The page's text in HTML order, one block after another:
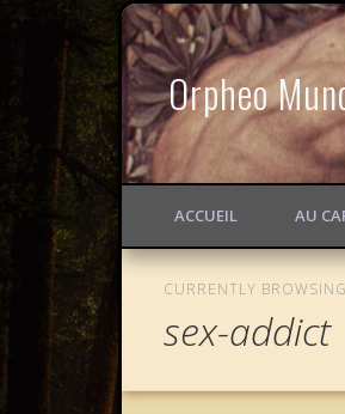
Orpheo
ACCUEIL AU
CURRENTLY
sex-addict